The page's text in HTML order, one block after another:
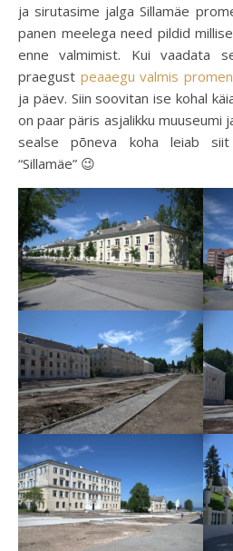
ja sirutasime jalga Sillamäe
panen meelega need pildid
enne valmimist. Kui vaadata
praegust peaaegu valmis
ja päev. Siin soovitan ise kohal
on paar päris asjalikku muuseumi
sealse põneva koha leiab siit
“Sillamäe” 😉